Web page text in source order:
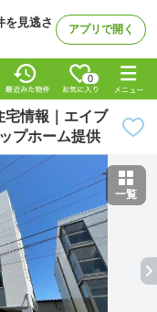
を見逃さ
アプリで開く
0
宅情報｜エイブ
プホーム提供
一覧